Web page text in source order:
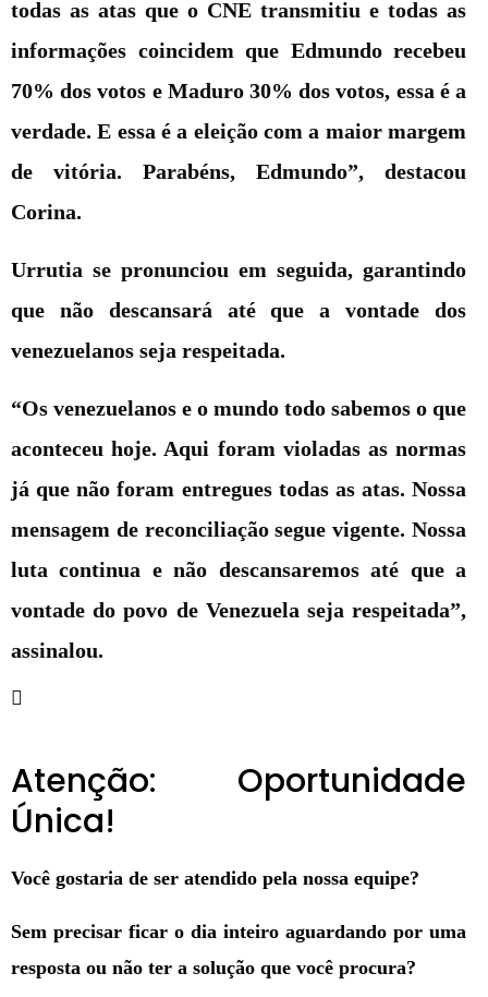
todas as atas que o CNE transmitiu e todas as
informações coincidem que Edmundo recebeu
70% dos votos e Maduro 30% dos votos, essa é a
verdade. E essa é a eleição com a maior margem
de vitória. Parabéns, Edmundo”, destacou
Corina.
Urrutia se pronunciou em seguida, garantindo
que não descansará até que a vontade dos
venezuelanos seja respeitada.
“Os venezuelanos e o mundo todo sabemos o que
aconteceu hoje. Aqui foram violadas as normas
já que não foram entregues todas as atas. Nossa
mensagem de reconciliação segue vigente. Nossa
luta continua e não descansaremos até que a
vontade do povo de Venezuela seja respeitada”,
assinalou.
Atenção: Oportunidade
Única!
Você gostaria de ser atendido pela nossa equipe?
Sem precisar ficar o dia inteiro aguardando por uma
resposta ou não ter a solução que você procura?